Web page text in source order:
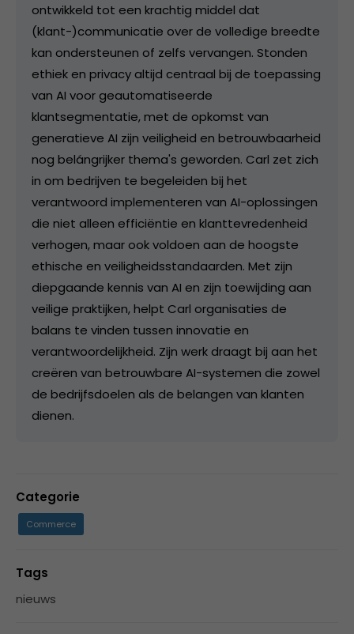
ontwikkeld tot een krachtig middel dat
(klant-)communicatie over de volledige breedte
kan ondersteunen of zelfs vervangen. Stonden
ethiek en privacy altijd centraal bij de toepassing
van AI voor geautomatiseerde
klantsegmentatie, met de opkomst van
generatieve AI zijn veiligheid en betrouwbaarheid
nog belángrijker thema's geworden. Carl zet zich
in om bedrijven te begeleiden bij het
verantwoord implementeren van AI-oplossingen
die niet alleen efficiëntie en klanttevredenheid
verhogen, maar ook voldoen aan de hoogste
ethische en veiligheidsstandaarden. Met zijn
diepgaande kennis van AI en zijn toewijding aan
veilige praktijken, helpt Carl organisaties de
balans te vinden tussen innovatie en
verantwoordelijkheid. Zijn werk draagt bij aan het
creëren van betrouwbare AI-systemen die zowel
de bedrijfsdoelen als de belangen van klanten
dienen.
Categorie
Commerce
Tags
nieuws